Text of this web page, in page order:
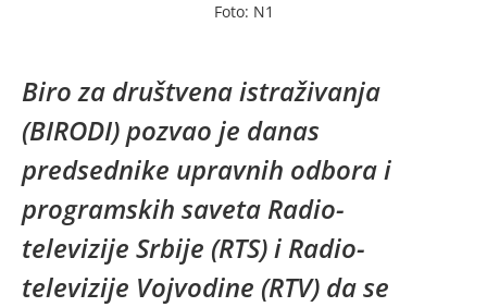
Foto: N1
Biro za društvena istraživanja
(BIRODI) pozvao je danas
predsednike upravnih odbora i
programskih saveta Radio-
televizije Srbije (RTS) i Radio-
televizije Vojvodine (RTV) da se